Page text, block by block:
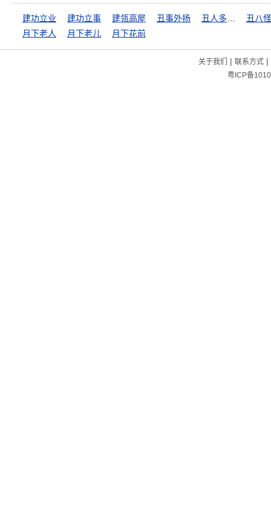
建功立业 建功立事 建瓴高屋 丑事外扬
丑八怪
月下老人
月下老儿 月下花前
关于我们 | 联系方式|
粤ICP备